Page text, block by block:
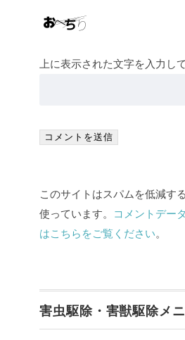
上に表示された文字を入力し
このサイトはスパムを低減す
使っています。
コメントデー
はこちらをご覧ください。
害虫駆除・害獣駆除メ